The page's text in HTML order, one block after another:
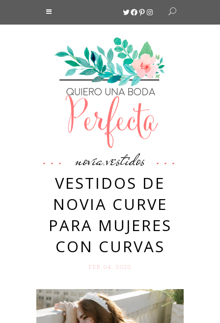
Twitter
Facebook
Pinterest
Instagram
novia,vestidos
VESTIDOS DE
NOVIA CURVE
PARA MUJERES
CON CURVAS
FEB 04. 2020